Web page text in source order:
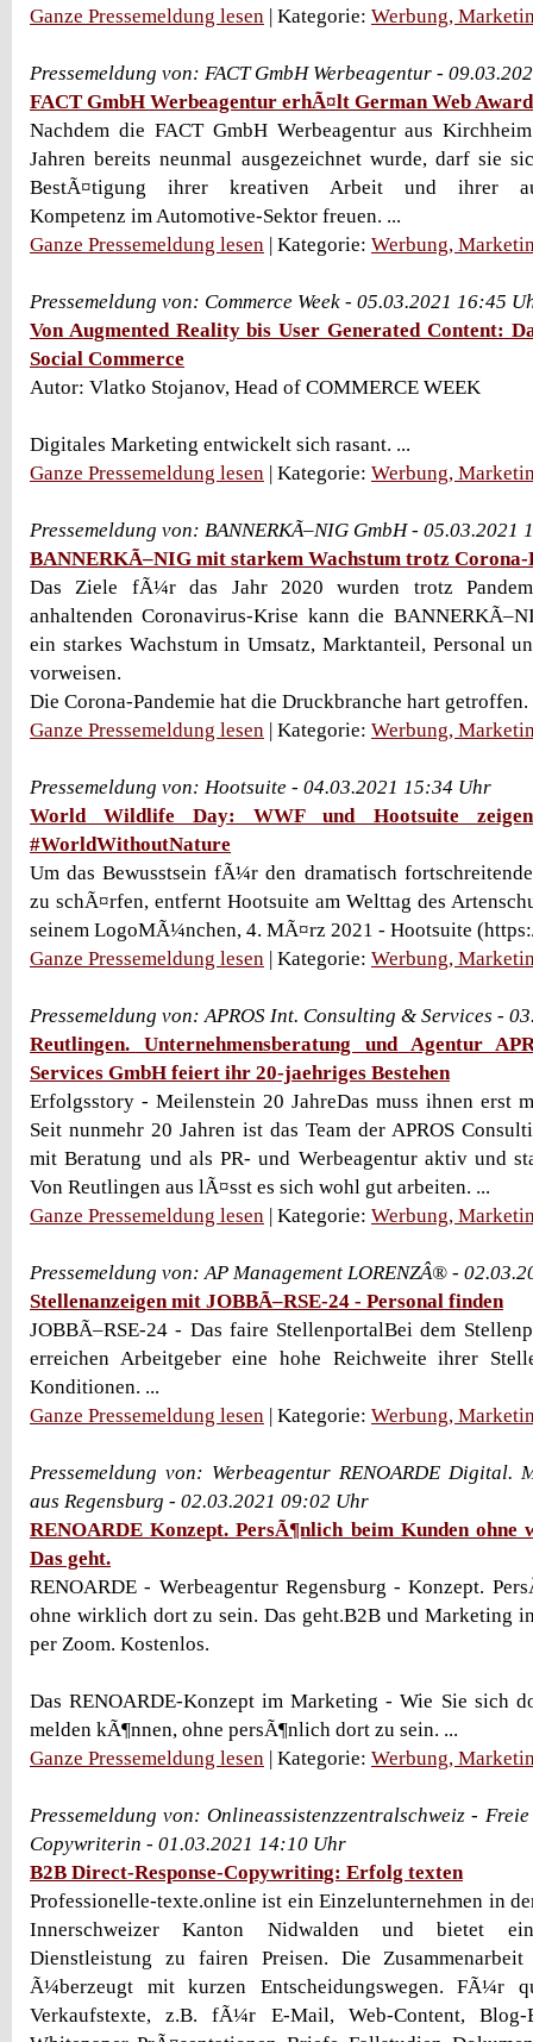
Ganze Pressemeldung lesen | Kategorie: Werbung,
Pressemeldung von: FACT GmbH Werbeagentur -
FACT GmbH Werbeagentur erhÃ¤lt German Web Award
Nachdem die FACT GmbH Werbeagentur aus
Jahren bereits neunmal ausgezeichnet wurde, darf sie
BestÃ¤tigung ihrer kreativen Arbeit und ihrer
Kompetenz im Automotive-Sektor freuen. ...
Ganze Pressemeldung lesen | Kategorie: Werbung,
Pressemeldung von: Commerce Week - 05.03.2021 16:45
Von Augmented Reality bis User Generated Content:
Social Commerce
Autor: Vlatko Stojanov, Head of COMMERCE WEEK
Digitales Marketing entwickelt sich rasant. ...
Ganze Pressemeldung lesen | Kategorie: Werbung,
Pressemeldung von: BANNERKÃ–NIG GmbH - 05.03.2021
BANNERKÃ–NIG mit starkem Wachstum trotz
Das Ziele fÃ¼r das Jahr 2020 wurden trotz
anhaltenden Coronavirus-Krise kann die
ein starkes Wachstum in Umsatz, Marktanteil, Personal
vorweisen.
Die Corona-Pandemie hat die Druckbranche hart getroffen.
Ganze Pressemeldung lesen | Kategorie: Werbung,
Pressemeldung von: Hootsuite - 04.03.2021 15:34 Uhr
World Wildlife Day: WWF und Hootsuite
#WorldWithoutNature
Um das Bewusstsein fÃ¼r den dramatisch
zu schÃ¤rfen, entfernt Hootsuite am Welttag des
seinem LogoMÃ¼nchen, 4. MÃ¤rz 2021 - Hootsuite
Ganze Pressemeldung lesen | Kategorie: Werbung,
Pressemeldung von: APROS Int. Consulting & Services -
Reutlingen. Unternehmensberatung und Agentur
Services GmbH feiert ihr 20-jaehriges Bestehen
Erfolgsstory - Meilenstein 20 JahreDas muss ihnen erst
Seit nunmehr 20 Jahren ist das Team der APROS
mit Beratung und als PR- und Werbeagentur aktiv und
Von Reutlingen aus lÃ¤sst es sich wohl gut arbeiten. ...
Ganze Pressemeldung lesen | Kategorie: Werbung,
Pressemeldung von: AP Management LORENZÂ® -
Stellenanzeigen mit JOBBÃ–RSE-24 - Personal finden
JOBBÃ–RSE-24 - Das faire StellenportalBei dem
erreichen Arbeitgeber eine hohe Reichweite ihrer
Konditionen. ...
Ganze Pressemeldung lesen | Kategorie: Werbung,
Pressemeldung von: Werbeagentur RENOARDE Digital.
aus Regensburg - 02.03.2021 09:02 Uhr
RENOARDE Konzept. PersÃ¶nlich beim Kunden
Das geht.
RENOARDE - Werbeagentur Regensburg - Konzept.
ohne wirklich dort zu sein. Das geht.B2B und Marketing
per Zoom. Kostenlos.
Das RENOARDE-Konzept im Marketing - Wie Sie sich
melden kÃ¶nnen, ohne persÃ¶nlich dort zu sein. ...
Ganze Pressemeldung lesen | Kategorie: Werbung,
Pressemeldung von: Onlineassistenzzentralschweiz -
Copywriterin - 01.03.2021 14:10 Uhr
B2B Direct-Response-Copywriting: Erfolg texten
Professionelle-texte.online ist ein Einzelunternehmen in
Innerschweizer Kanton Nidwalden und bietet
Dienstleistung zu fairen Preisen. Die
Ã¼berzeugt mit kurzen Entscheidungswegen. FÃ¼r
Verkaufstexte, z.B. fÃ¼r E-Mail, Web-Content, Blog-